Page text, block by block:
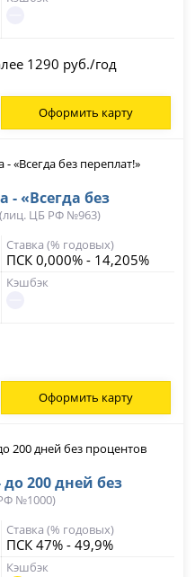
1290 руб./год
Оформить карту
- «Всегда без
(лиц. ЦБ РФ №963)
Ставка (% годовых)
ПСК 0,000% - 14,205%
Кэшбэк
Оформить карту
200 дней без
№1000)
Ставка (% годовых)
ПСК 47% - 49,9%
Кэшбэк